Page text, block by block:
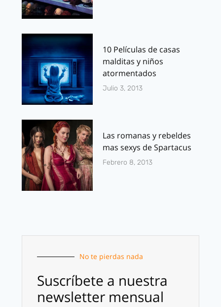
10 Películas de casas
malditas y niños
atormentados
Julio 3, 2013
Las romanas y rebeldes
mas sexys de Spartacus
Febrero 8, 2013
No te pierdas nada
Suscríbete a nuestra
newsletter mensual